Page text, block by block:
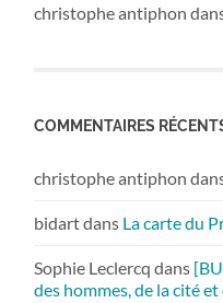
christophe antiphon
COMMENTAIRES
christophe antiphon
bidartdans La carte du
Sophie Leclercq dans
des hommes, de la cité et